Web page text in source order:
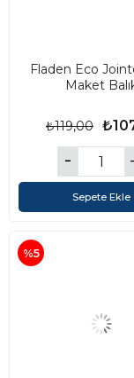
Fladen Eco
Maket
₺119,00
Sepete Ekle
%5